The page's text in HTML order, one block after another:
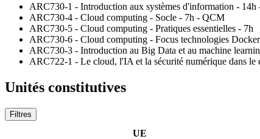
ARC730-1 - Introduction aux systèmes d'information -
ARC730-4 - Cloud computing - Socle - 7h - QCM
ARC730-5 - Cloud computing - Pratiques essentielles - 7h
ARC730-6 - Cloud computing - Focus technologies
ARC730-3 - Introduction au Big Data et au machine
ARC722-1 - Le cloud, l'IA et la sécurité numérique dans le
Unités constitutives
Filtres
UE